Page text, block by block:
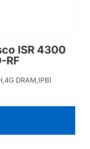
ISR 4300
RF
DRAM,IPB)